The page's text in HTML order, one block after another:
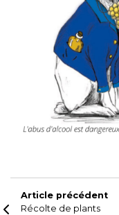
Article précédent
Récolte de plants